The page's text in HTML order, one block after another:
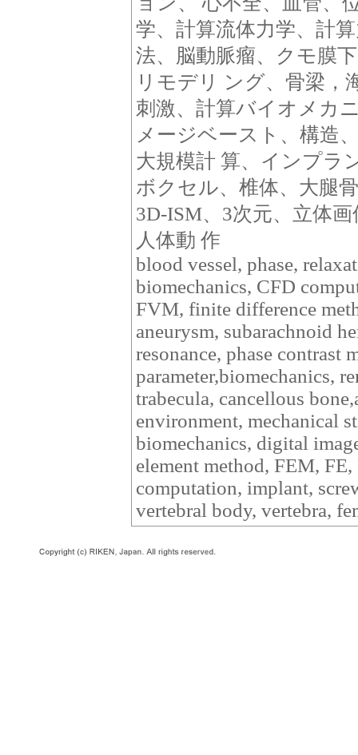
学、計算流体力学、計
法、脳動脈瘤、クモ膜
リモデリ ング、骨梁，
刺激、計算バイオメカ
メージベースト、構造
大規模計 算、インプラ
ボクセル、椎体、大腿
3D-ISM、3次元、立体
人体動 作
blood vessel, phase,
biomechanics, CFD
FVM, finite difference
aneurysm, subarachnoid
resonance, phase contrast
parameter,biomechanics,
trabecula, cancellous
environment, mechanical
biomechanics, digital
element method, FEM,
computation, implant,
vertebral body, vertebra,